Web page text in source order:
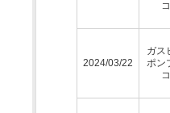
2024/03/22
ガス
ポン